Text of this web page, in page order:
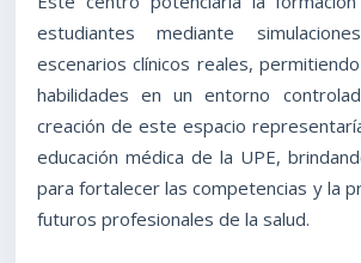
estudiantes mediante
escenarios clínicos reales,
habilidades en un entorno
creación de este espacio representaría
educación médica de la UPE,
para fortalecer las competencias y la
futuros profesionales de la salud.